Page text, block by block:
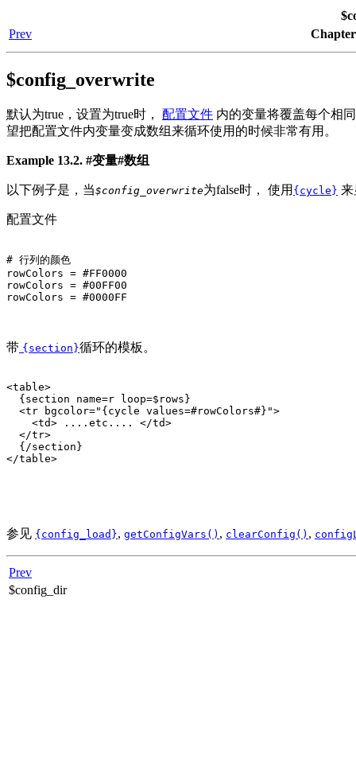
Prev
$config_overwrite
默认为true，设置为true时， 配置文件 内的变量将覆盖每个相
望把配置文件内变量变成数组来循环使用的时候非常有用。
Example 13.2. #变量#数组
以下例子是，当$config_overwrite为false时， 使用 {cycle} 来
配置文件
# 行列的颜色
rowColors = #FF0000
rowColors = #00FF00
rowColors = #0000FF
带 {section}循环的模板。
<table>
  {section name=r loop=$rows}
  <tr bgcolor="{cycle values=#rowColors#}">
    <td> ....etc.... </td>
  </tr>
  {/section}
</table>
参见 {config_load}, getConfigVars() , clearConfig() ,
Prev
$config_dir